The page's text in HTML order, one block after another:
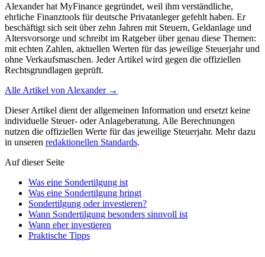
Alexander hat MyFinance gegründet, weil ihm verständliche,
ehrliche Finanztools für deutsche Privatanleger gefehlt haben. Er
beschäftigt sich seit über zehn Jahren mit Steuern, Geldanlage und
Altersvorsorge und schreibt im Ratgeber über genau diese Themen:
mit echten Zahlen, aktuellen Werten für das jeweilige Steuerjahr und
ohne Verkaufsmaschen. Jeder Artikel wird gegen die offiziellen
Rechtsgrundlagen geprüft.
Alle Artikel von Alexander→
Dieser Artikel dient der allgemeinen Information und ersetzt keine
individuelle Steuer- oder Anlageberatung. Alle Berechnungen
nutzen die offiziellen Werte für das jeweilige Steuerjahr. Mehr dazu
in unseren redaktionellen Standards.
Auf dieser Seite
Was eine Sondertilgung ist
Was eine Sondertilgung bringt
Sondertilgung oder investieren?
Wann Sondertilgung besonders sinnvoll ist
Wann eher investieren
Praktische Tipps